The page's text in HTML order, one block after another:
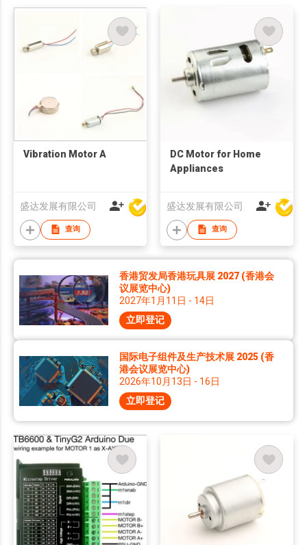
Vibration Motor A
盛达发展有限公司
查询
DC Motor for Home
Appliances
盛达发展有限公司
查询
香港贸发局香港玩具展 2027 (香港会
议展览中心)
2027年1月11日 - 14日
立即登记
国际电子组件及生产技术展 2025 (香
港会议展览中心)
2026年10月13日 - 16日
立即登记